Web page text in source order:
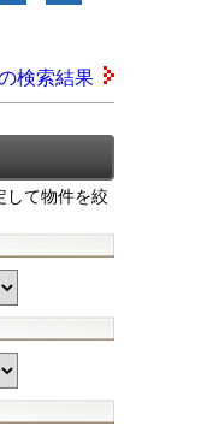
検索結果
て物件を絞